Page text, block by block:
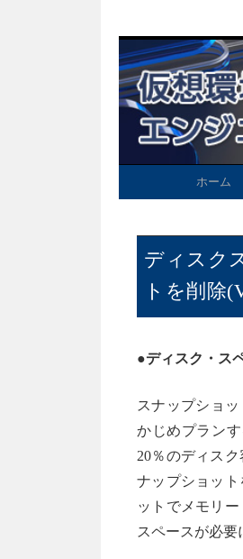
ホーム
ディスク
トを削除
●ディスク・ス
スナップショッ
かじめプラン
20％のディス
ナップショッ
ットでメモリ
スペースが必要